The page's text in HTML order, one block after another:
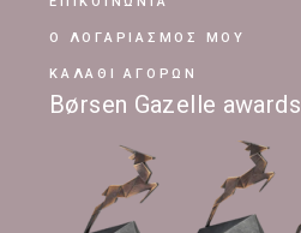
Ο ΛΟΓΑΡΙΑΣΜΌΣ ΜΟΥ
ΚΑΛΆΘΙ ΑΓΟΡΏΝ
Børsen Gazelle awards